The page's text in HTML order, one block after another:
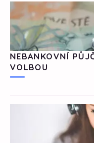
NEBANKOVNÍ
VOLBOU